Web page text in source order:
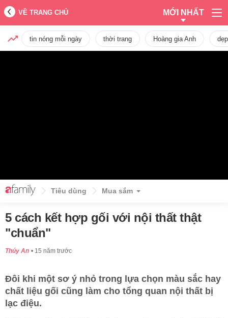
VỀ TRANG CHỦ MỚI NHẤT
tin nóng mỗi ngày thời trang Hoàng gia Anh dẹp
Tiêu dùng Mua sắm
5 cách kết hợp gối với nội thất thật
"chuẩn"
Thúy An 15 năm trước
Đôi khi một sơ ý nhỏ trong lựa chọn màu sắc hay
chất liệu gối cũng làm cho tổng quan nội thất bị
lạc điệu.